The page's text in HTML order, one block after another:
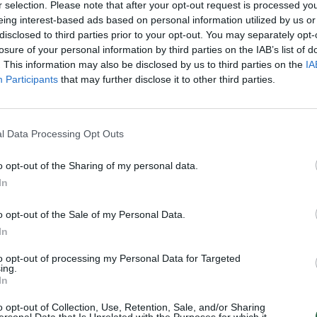
selection. Please note that after your opt-out request is processed
interest-based ads based on personal information utilized by us
to third parties prior to your opt-out. You may separately
of your personal information by third parties on the IAB’s list of
This information may also be disclosed by us to third parties on the
Participants that may further disclose it to other third parties.
Data Processing Opt Outs
opt-out of the Sharing of my personal data.
opt-out of the Sale of my Personal Data.
opt-out of processing my Personal Data for Targeted
opt-out of Collection, Use, Retention, Sale, and/or Sharing
valdžia tik Lrytas.TV
Visi įrašai
Kyjivas po naktinės atakos: liepsnos
Žinios | Pasaulis
Kai neveikia technologijos: kaip
krizės metu?